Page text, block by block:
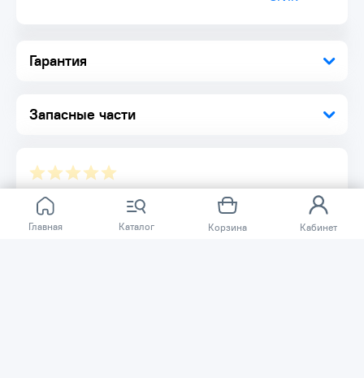
Главная Каталог Корзина Кабинет
Гарантия
Запасные части
Отзывов ещё нет.
Расскажите о товаре, который приобрели у нас.